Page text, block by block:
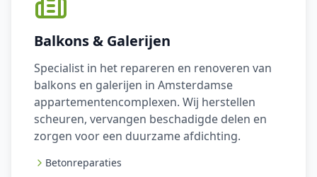
Balkons & Galerijen
Specialist in het repareren en renoveren van
balkons en galerijen in Amsterdamse
appartementencomplexen. Wij herstellen
scheuren, vervangen beschadigde delen en
zorgen voor een duurzame afdichting.
Betonreparaties